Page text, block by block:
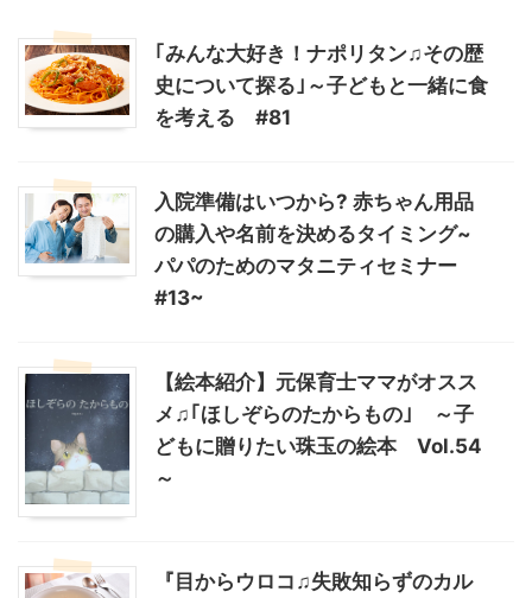
｢みんな大好き！ナポリタン♫その歴
史について探る｣～子どもと一緒に食
を考える #81
入院準備はいつから? 赤ちゃん用品
の購入や名前を決めるタイミング~
パパのためのマタニティセミナー
#13~
【絵本紹介】元保育士ママがオスス
メ♫｢ほしぞらのたからもの｣ ～子
どもに贈りたい珠玉の絵本 Vol.54
～
『目からウロコ♫失敗知らずのカル